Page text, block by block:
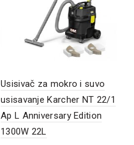
Usisivač za mokro i suvo
usisavanje Karcher NT 22/1
Ap L Anniversary Edition
1300W 22L